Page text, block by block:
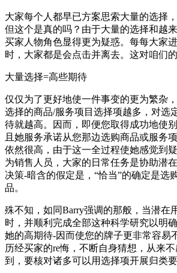
大家每个人都早已方案思索大量的选择
但这个是真的吗？由于大量的选择和越
买家人物角色显得更为疑惑。每每大家
时，大家都是会点击并离去。这对咱们
大量选择=高些期待
仅仅为了更好地使一件事变的更为繁杂
选择的商品/服务项目选择项越多，对选
待就越高。因而，即便您取得成功地使
且她服务承诺从您那边选购商品或服务
依然很高，由于这一全过程使她感觉到
为销售人员，大家的日常任务是协助潜
决策-暗含的假定是，“恰当”的确定是选
品。
殊不知，如同Barry强调的那般，当潜在
时，并顺利完成全部这种科学研究以明
她的高期待-因而使您的牌子更非常容易
历经买家的re悔，不断自身猜想，从来
到，要核对诸多可以用选择项开展归类要